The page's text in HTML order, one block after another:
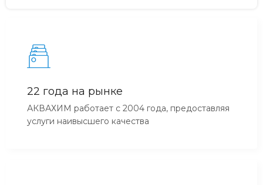
22 года на рынке
АКВАХИМ работает с 2004 года, предоставляя
услуги наивысшего качества